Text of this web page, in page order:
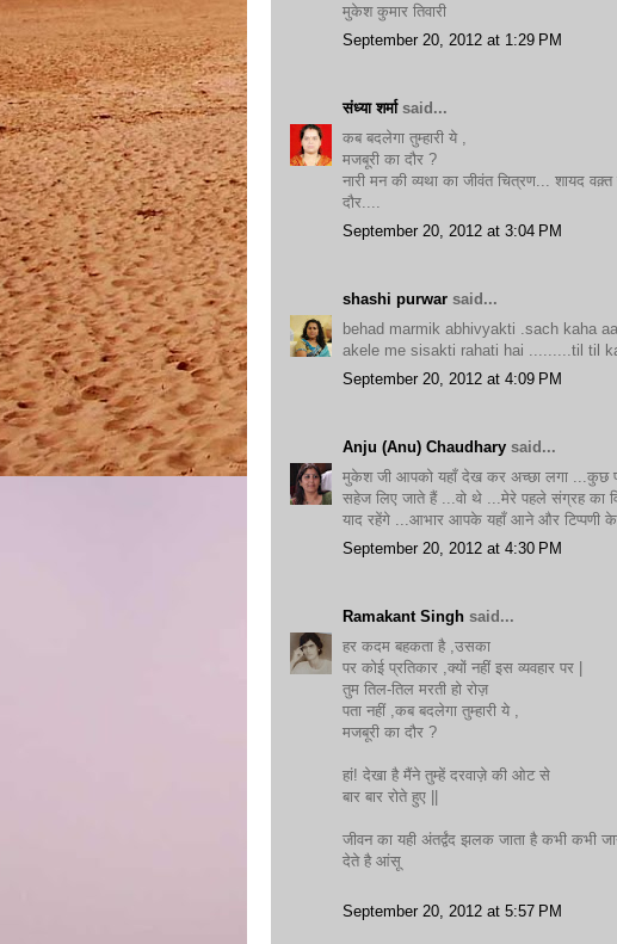
मुकेश कुमार तिवारी
September 20, 2012 at 1:29 PM
संध्या शर्माsaid...
कब बदलेगा तुम्हारी ये ,
मजबूरी का दौर ?
नारी मन की व्यथा का जीवंत चित्रण... शायद
दौर....
September 20, 2012 at 3:04 PM
shashi purwar said...
behad marmik abhivyakti .sach kaha
akele me sisakti rahati hai .........til til
September 20, 2012 at 4:09 PM
Anju (Anu) Chaudhary said...
मुकेश जी आपको यहाँ देख कर अच्छा लगा ...कुछ
सहेज लिए जाते हैं ...वो थे ...मेरे पहले संग्रह का
याद रहेंगे ...आभार आपके यहाँ आने और टिप्पणी के
September 20, 2012 at 4:30 PM
Ramakant Singh said...
हर कदम बहकता है ,उसका
पर कोई प्रतिकार ,क्यों नहीं इस व्यवहार पर |
तुम तिल-तिल मरती हो रोज़
पता नहीं ,कब बदलेगा तुम्हारी ये ,
मजबूरी का दौर ?
हां! देखा है मैंने तुम्हें दरवाज़े की ओट से
बार बार रोते हुए ||
जीवन का यही अंतर्द्वंद झलक जाता है कभी कभी
देते है आंसू
September 20, 2012 at 5:57 PM